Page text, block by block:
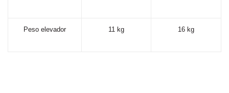
Peso elevador 11 kg 16 kg